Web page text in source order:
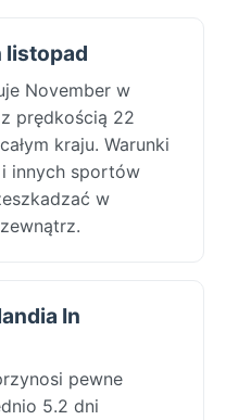
listopad
November w
prędkością 22
kraju. Warunki
innych sportów
w
In
pewne
5.2 dni